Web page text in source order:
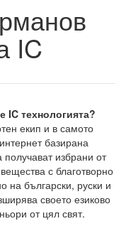
IC
IC технологията?
екип и в самото
базирана
избрани от
с благотворно
на български, руски и
своето езиково
от цял свят.